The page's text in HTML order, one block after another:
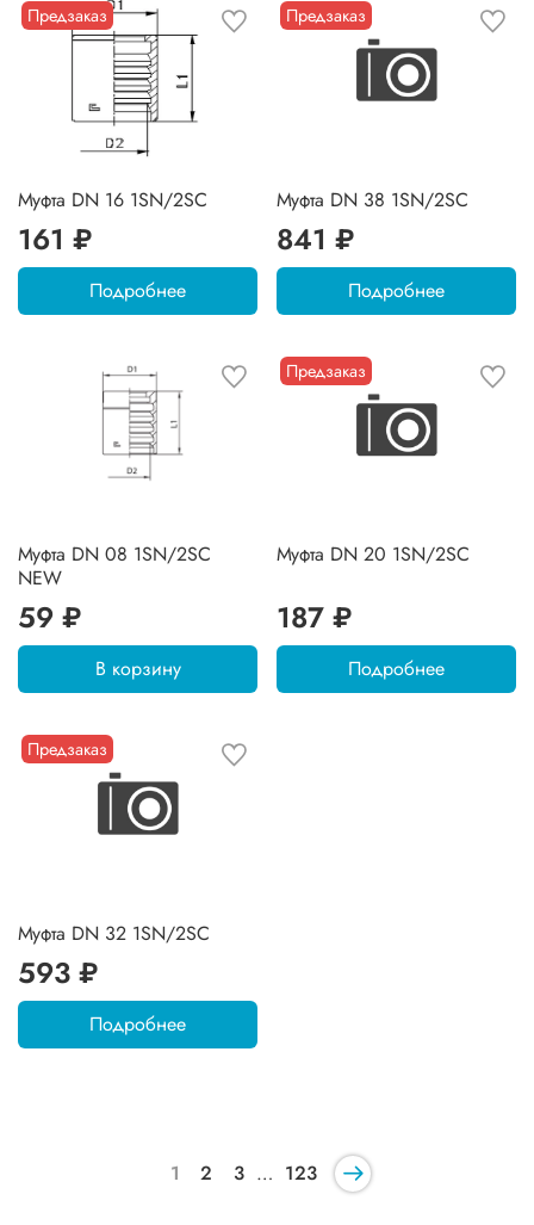
Предзаказ
Муфта DN 16 1SN/2SC
161 ₽
Подробнее
Предзаказ
Муфта DN 38 1SN/2SC
841 ₽
Подробнее
Муфта DN 08 1SN/2SC
NEW
59 ₽
В корзину
Предзаказ
Муфта DN 20 1SN/2SC
187 ₽
Подробнее
Предзаказ
Муфта DN 32 1SN/2SC
593 ₽
Подробнее
1 2 3 … 123